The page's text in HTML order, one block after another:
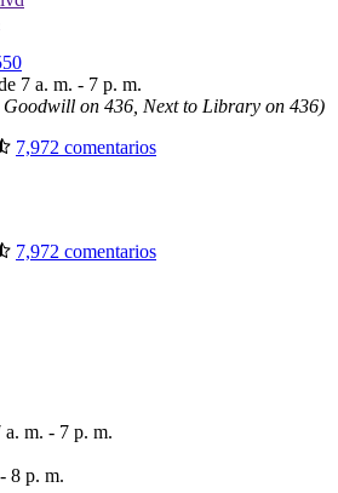
7 a. m. - 7 p. m.
Goodwill on 436, Next to Library on 436)
7,972 comentarios
7,972 comentarios
m. - 7 p. m.
8 p. m.